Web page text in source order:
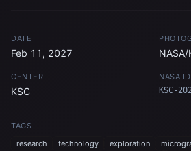
DATE
Feb 11, 2027
CENTER
KSC
NASA ID
KSC-
TAGS
research
technology exploration